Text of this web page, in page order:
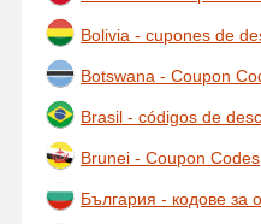
Bolivia - cupones de
Botswana - Coupon
Brasil - códigos de
Brunei - Coupon Codes
България - кодове за